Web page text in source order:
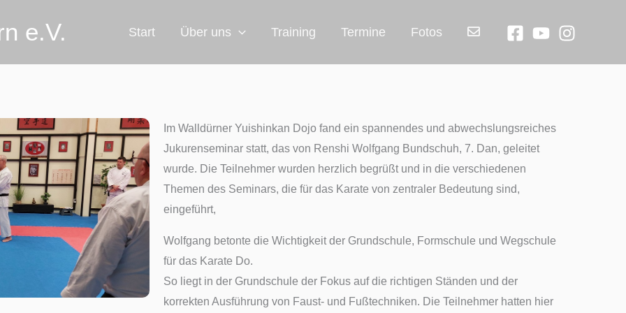
e.V. Start Über uns Training Termine Fotos
Im Walldürner Yuishinkan Dojo fand ein spannendes und abwechslungsreiches
Jukurenseminar statt, das von Renshi Wolfgang Bundschuh, 7. Dan, geleitet
wurde. Die Teilnehmer wurden herzlich begrüßt und in die verschiedenen
Themen des Seminars, die für das Karate von zentraler Bedeutung sind,
eingeführt,
Wolfgang betonte die Wichtigkeit der Grundschule, Formschule und Wegschule
für das Karate Do.
So liegt in der Grundschule der Fokus auf die richtigen Ständen und der
korrekten Ausführung von Faust- und Fußtechniken. Die Teilnehmer hatten hier